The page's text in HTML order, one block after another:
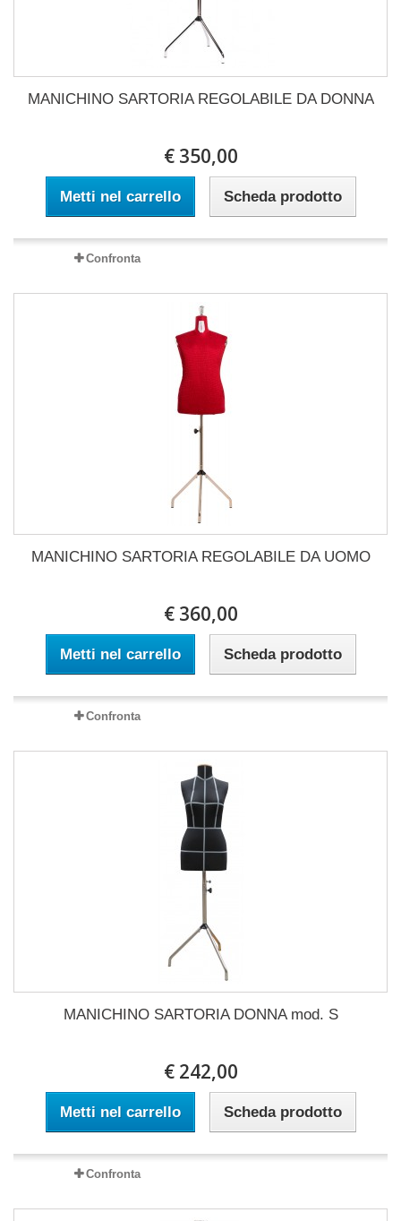
MANICHINO SARTORIA REGOLABILE DA DONNA
€ 350,00
Metti nel carrello Scheda prodotto
Confronta
MANICHINO SARTORIA REGOLABILE DA UOMO
€ 360,00
Metti nel carrello Scheda prodotto
Confronta
MANICHINO SARTORIA DONNA mod. S
€ 242,00
Metti nel carrello Scheda prodotto
Confronta